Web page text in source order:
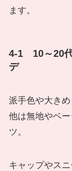
ます。
4-1 10～20
デ
派手色や大きめ
他は無地やベ
ツ。
キャップやス